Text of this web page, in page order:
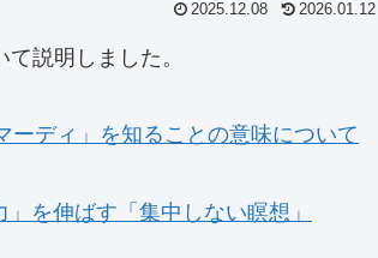
2025.12.08 2026.01.12
説明しました。
ーディ」を知ることの意味について
を伸ばす「集中しない瞑想」